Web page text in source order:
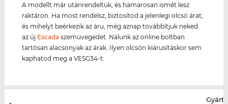
A modellt már utánrendeltük, és hamarosan ismét lesz
raktáron. Ha most rendelsz, biztosítod a jelenlegi olcsó árat,
és mihelyt beérkezik az áru, még aznap továbbítjuk neked
az új Escada szemüvegedet. Nálunk az online boltban
tartósan alacsonyak az árak. Ilyen olcsón kiárusításkor sem
kaphatod meg a VESG34-t.